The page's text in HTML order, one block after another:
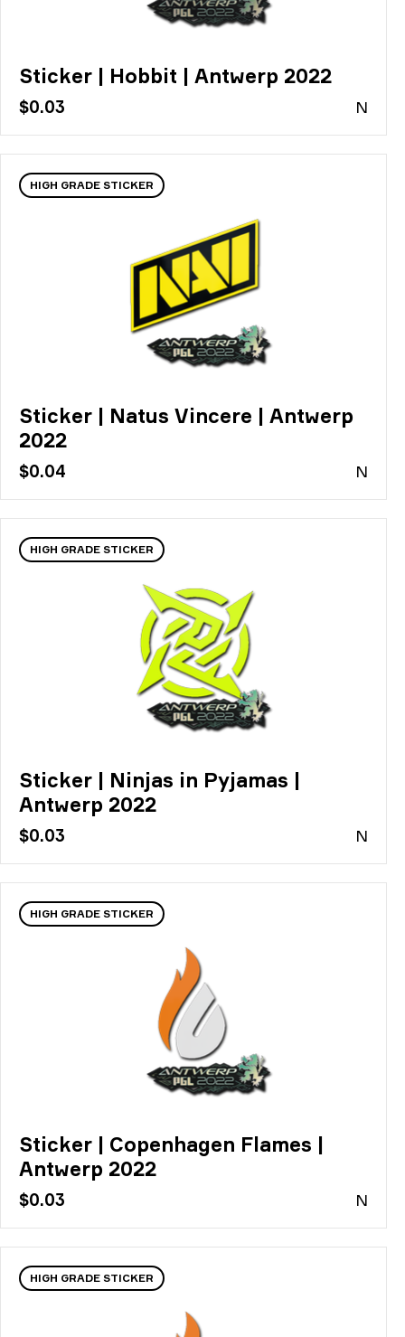
Sticker | Hobbit | Antwerp 2022
$0.03 N
HIGH GRADE STICKER
Sticker | Natus Vincere | Antwerp
2022
$0.04 N
HIGH GRADE STICKER
Sticker | Ninjas in Pyjamas |
Antwerp 2022
$0.03 N
HIGH GRADE STICKER
Sticker | Copenhagen Flames |
Antwerp 2022
$0.03 N
HIGH GRADE STICKER